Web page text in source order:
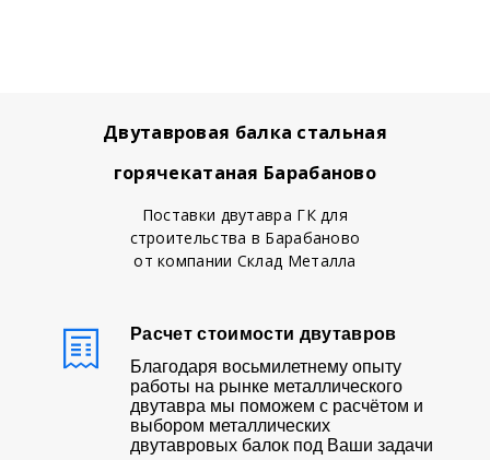
Двутавровая балка стальная
горячекатаная Барабаново
Поставки двутавра ГК для
строительства в Барабаново
от компании Склад Металла
Расчет стоимости двутавров
Благодаря восьмилетнему опыту
работы на рынке металлического
двутавра мы поможем с расчётом и
выбором металлических
двутавровых балок под Ваши задачи